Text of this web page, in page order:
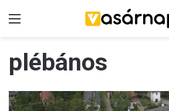
plébános